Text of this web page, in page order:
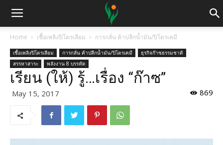
Home เชื้อเพลิงปิโตรเลียม การกลั่น ค้าปลีกน้ำมัน/ปิโตรเคมี
เชื้อเพลิงปิโตรเลียม การกลั่น ค้าปลีกน้ำมัน/ปิโตรเคมี
ธุรกิจก๊าซธรรมชาติ
สรรหาสาระ
พลังงาน 8 บรรทัด
เรียน (ให้) รู้…เรื่อง “ก๊าซ”
May 15, 2017 869